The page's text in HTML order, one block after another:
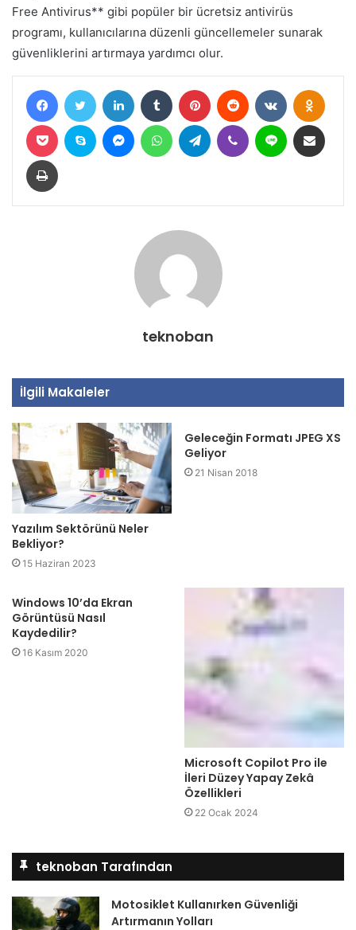
Free Antivirus** gibi popüler bir ücretsiz antivirüs
programı, kullanıcılarına düzenli güncellemeler sunarak
güvenliklerini artırmaya yardımcı olur.
FacebookTwitter LinkedIn Tumblr Pinterest Reddit VKontakte
Pocket Skype MessengerWhatsAppTelegram Viber Line
Yazdır
teknoban
İlgili Makaleler
Yazılım Sektörünü Neler
Bekliyor?
15 Haziran 2023
Geleceğin Formatı JPEG XS
Geliyor
21 Nisan 2018
Windows 10’da Ekran
Görüntüsü Nasıl
Kaydedilir?
16 Kasım 2020
Microsoft Copilot Pro ile
İleri Düzey Yapay Zekâ
Özellikleri
22 Ocak 2024
teknoban Tarafından
Motosiklet Kullanırken Güvenliği
Artırmanın Yolları